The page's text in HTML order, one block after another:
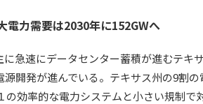
電力需要は2030年に152GWへ
急速にデータセンター蓄積が進むテキ
開発が進んでいる。テキサス州の9割
効率的な電力システムと小さい規制で